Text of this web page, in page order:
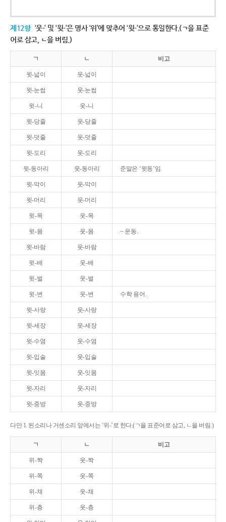
제12항 ‘웃-’ 및 ‘윗-’은 명사 ‘위’에 맞추어 ‘윗-’으로 통일한다.(ㄱ을 표준
어로 삼고, ㄴ을 버림.)
ㄱ ㄴ 비고
윗-넓이 웃-넓이
윗-눈썹 웃-눈썹
윗-니 웃-니
윗-당줄 웃-당줄
윗-덧줄 웃-덧줄
윗-도리 웃-도리
윗-동아리 웃-동아리 준말은 ‘윗동’임.
윗-막이 웃-막이
윗-머리 웃-머리
윗-목 웃-목
윗-몸 웃-몸 ~ 운동.
윗-바람 웃-바람
윗-배 웃-배
윗-벌 웃-벌
윗-변 웃-변 수학 용어.
윗-사랑 웃-사랑
윗-세장 웃-세장
윗-수염 웃-수염
윗-입술 웃-입술
윗-잇몸 웃-잇몸
윗-자리 웃-자리
윗-중방 웃-중방
다만 1. 된소리나 거센소리 앞에서는 ‘위-’로 한다.(ㄱ을 표준어로 삼고, ㄴ을 버림.)
ㄱ ㄴ 비고
위-짝 웃-짝
위-쪽 웃-쪽
위-채 웃-채
위-층 웃-층